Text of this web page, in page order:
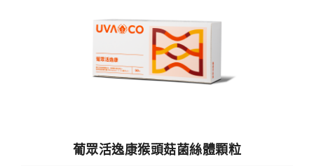
葡眾活逸康猴頭菇菌絲體顆粒